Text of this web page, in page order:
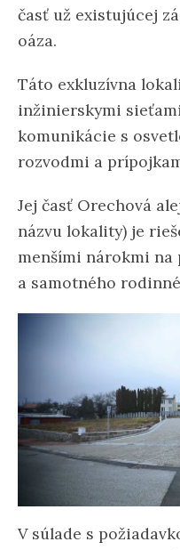
časť už existujúcej
oáza.
Táto exkluzívna
inžinierskymi
komunikácie s
rozvodmi a
Jej časť Orechová
názvu lokality) je
menšími nárokmi na
a samotného
V súlade s